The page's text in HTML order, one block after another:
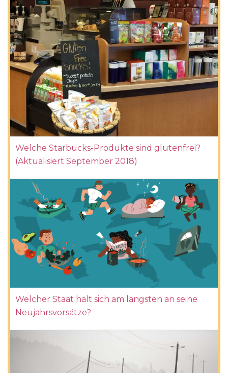
Welche Starbucks-Produkte sind glutenfrei?
(Aktualisiert September 2018)
Welcher Staat hält sich am längsten an seine
Neujahrsvorsätze?